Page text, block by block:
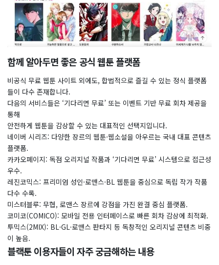
​​함께 알아두면 좋은 공식 웹툰 플랫폼
​비공식 무료 웹툰 사이트 외에도, 합법적으로 즐길 수 있는 정식 플랫폼
들이 다수 존재합니다.
다음의 서비스들은 ‘기다리면 무료’ 또는 이벤트 기반 무료 회차 제공을
통해
안전하게 웹툰을 감상할 수 있는 대표적인 선택지입니다.
네이버 시리즈: 다양한 장르의 웹툰·웹소설을 아우르는 국내 대표 콘텐츠
플랫폼.
카카오페이지: 독점 오리지널 작품과 ‘기다리면 무료’ 시스템으로 접근성
우수.
레진코믹스: 프리미엄 성인·로맨스·BL 웹툰을 중심으로 독립 작가 작품
다수 수록.
미스터블루: 무협, 로맨스 장르에 강점을 가진 완결 중심 플랫폼.
코미코(COMICO): 모바일 전용 인터페이스로 빠른 회차 감상에 최적화.
투믹스(2MIX): BL·GL·로맨스 판타지 등 독창적인 오리지널 콘텐츠 비중
이 높음.
블랙툰 이용자들이 자주 궁금해하는 내용